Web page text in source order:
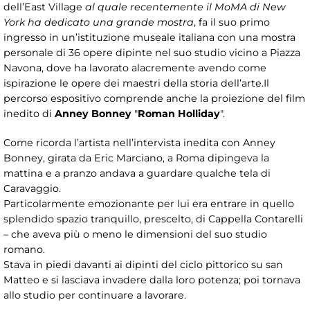
dell’East Village al quale recentemente il MoMA di New
York ha dedicato una grande mostra, fa il suo primo
ingresso in un’istituzione museale italiana con una mostra
personale di 36 opere dipinte nel suo studio vicino a Piazza
Navona, dove ha lavorato alacremente avendo come
ispirazione le opere dei maestri della storia dell’arte.Il
percorso espositivo comprende anche la proiezione del film
inedito di Anney Bonney "Roman Holliday".
Come ricorda l’artista nell’intervista inedita con Anney
Bonney, girata da Eric Marciano, a Roma dipingeva la
mattina e a pranzo andava a guardare qualche tela di
Caravaggio.
Particolarmente emozionante per lui era entrare in quello
splendido spazio tranquillo, prescelto, di Cappella Contarelli
– che aveva più o meno le dimensioni del suo studio
romano.
Stava in piedi davanti ai dipinti del ciclo pittorico su san
Matteo e si lasciava invadere dalla loro potenza; poi tornava
allo studio per continuare a lavorare.